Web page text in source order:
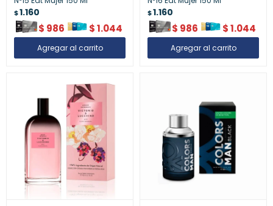
$1.160
$ 986 $1.044
$1.160
$ 986 $1.044